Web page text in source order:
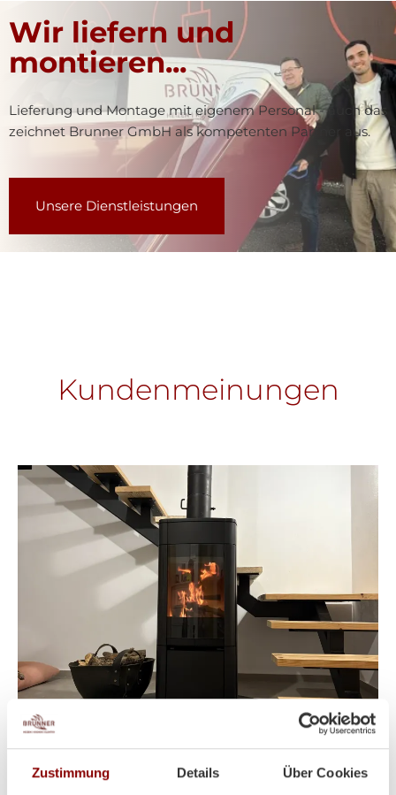
Zustimmung Details Über Cookies
Wir liefern und
montieren...
Lieferung und Montage mit eigenem Personal - auch das
zeichnet Brunner GmbH als kompetenten Partner aus.
Unsere Dienstleistungen
Kundenmeinungen
Heizt super und sieht auch